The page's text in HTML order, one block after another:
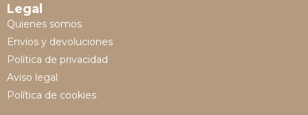
Legal
Quienes somos
Envíos y devoluciones
Política de privacidad
Aviso legal
Política de cookies